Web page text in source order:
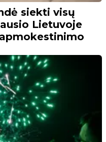
siekti visų
Lietuvoje